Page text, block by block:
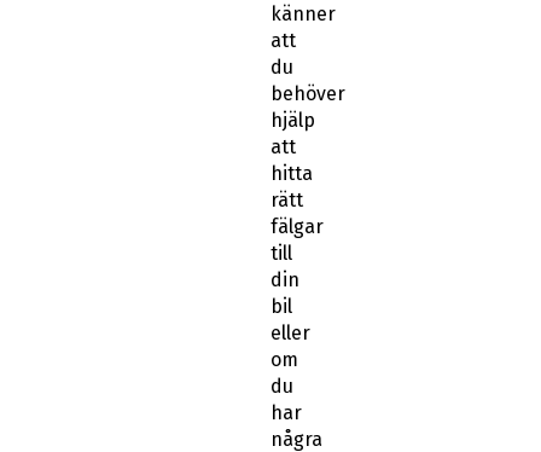
känner
att
du
behöver
hjälp
att
hitta
rätt
fälgar
till
din
bil
eller
om
du
har
några